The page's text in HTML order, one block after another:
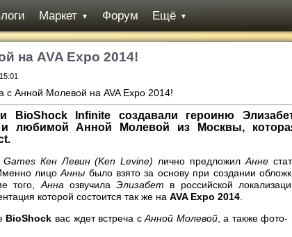
Маркет ▼ Форум Ещё ▼
на AVA Expo 2014!
BioShock Infinite создавали героиню
и любимой Анной Молевой из Москвы,
Games Кен Левин (Ken Levine) лично предложилАнне
лицоАнны было взято за основу при создании
того, Анна озвучилаЭлизабет в российской
которой состоится так же на AVA Expo 2014
BioShock вас ждет встреча сАнной Молевой, а также фото-